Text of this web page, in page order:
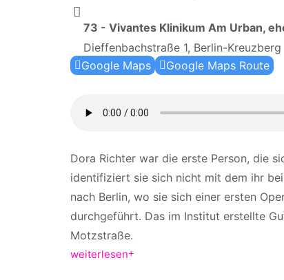
73 - Vivantes Klinikum Am Urban,
Dieffenbachstraße 1, Berlin-Kreuzberg
Google Maps
Google Maps Route
Dora Richter war die erste Person, die
identifiziert sie sich nicht mit dem ihr
nach Berlin, wo sie sich einer ersten
durchgeführt. Das im Institut erstellte
Motzstraße.
weiterlesen